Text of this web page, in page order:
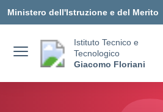
Ministero dell'Istruzione e del Merito
Istituto Tecnico e
Tecnologico
Giacomo Floriani